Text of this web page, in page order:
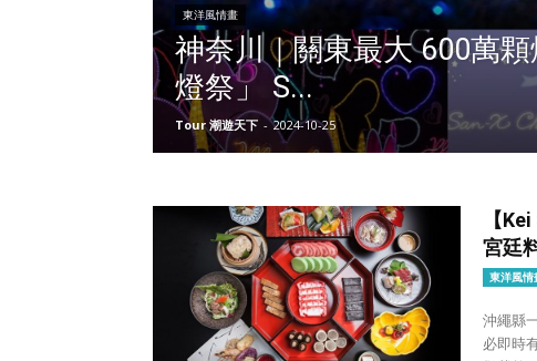
東洋風情畫
神奈川｜關東最大 600萬
燈祭」 S...
Tour 潮遊天下 - 2024-10-25
【
宮廷
東洋風情
沖繩縣
必即時